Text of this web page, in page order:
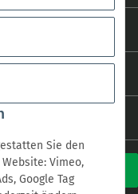
Sie den
Vimeo,
Google Tag